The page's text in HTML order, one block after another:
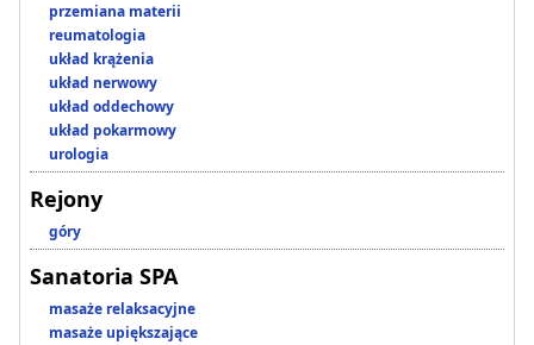
przemiana materii
reumatologia
układ krążenia
układ nerwowy
układ oddechowy
układ pokarmowy
urologia
Rejony
góry
Sanatoria SPA
masaże relaksacyjne
masaże upiększające